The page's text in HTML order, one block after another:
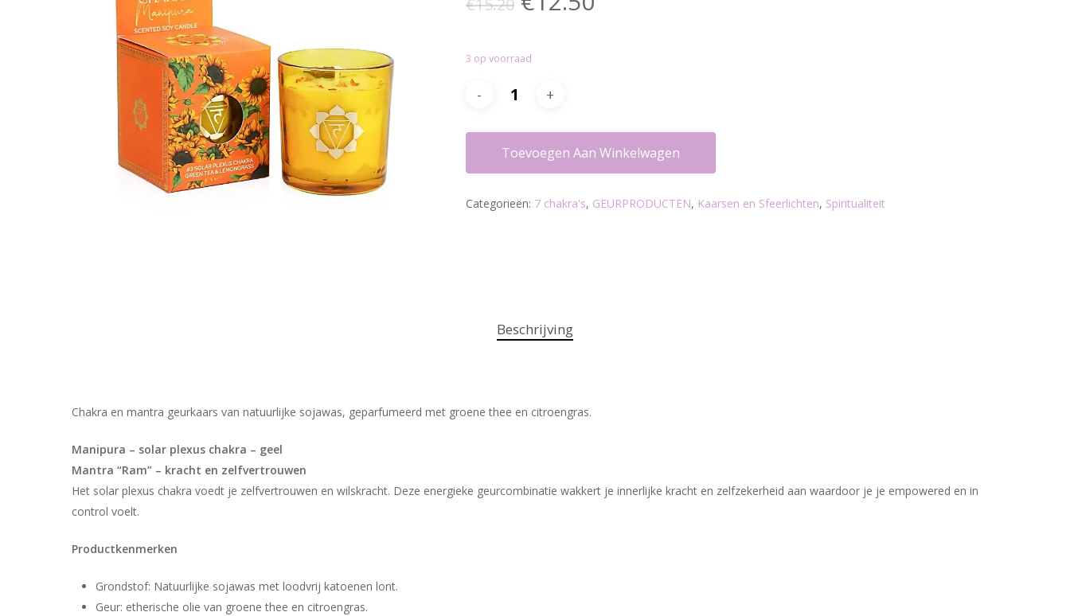
Hit enter to search or ESC to close
€15.20
was:
€15.20.
3 op voorraad
Toevoegen Aan Winkelwagen
Categorieën: 7 chakra's, GEURPRODUCTEN, Kaarsen en Sfeerlichten, Spiritualiteit
Beschrijving
Chakra en mantra geurkaars van natuurlijke sojawas, geparfumeerd met groene thee en citroengras.
Manipura – solar plexus chakra – geel
Mantra “Ram” – kracht en zelfvertrouwen
Het solar plexus chakra voedt je zelfvertrouwen en wilskracht. Deze energieke geurcombinatie wakkert je innerlijke kracht en zelfzekerheid aan waardoor je je empowered en in
control voelt.
Productkenmerken
Grondstof: Natuurlijke sojawas met loodvrij katoenen lont.
Geur: etherische olie van groene thee en citroengras.